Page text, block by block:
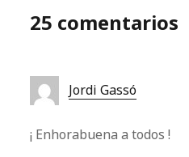
25 comentarios
Jordi Gassó
¡ Enhorabuena a todos !